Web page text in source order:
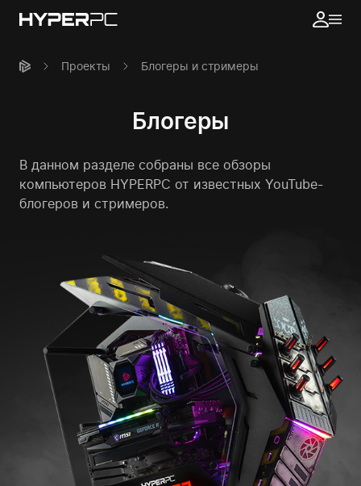
Проекты Блогеры и стримеры
Блогеры
В данном разделе собраны все обзоры
компьютеров HYPERPC от известных YouTube-
блогеров и стримеров.